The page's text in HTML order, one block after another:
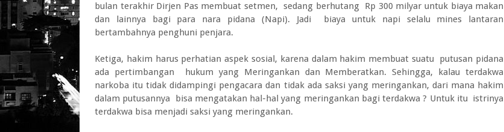
bulan terakhir Dirjen Pas membuat setmen, sedang berhutang Rp 300 milyar untuk biaya makan
dan lainnya bagi para nara pidana (Napi). Jadi biaya untuk napi selalu mines lantaran
bertambahnya penghuni penjara.
Ketiga, hakim harus perhatian aspek sosial, karena dalam hakim membuat suatu putusan pidana
ada pertimbangan hukum yang Meringankan dan Memberatkan. Sehingga, kalau terdakwa
narkoba itu tidak didampingi pengacara dan tidak ada saksi yang meringankan, dari mana hakim
dalam putusannya bisa mengatakan hal-hal yang meringankan bagi terdakwa ? Untuk itu istrinya
terdakwa bisa menjadi saksi yang meringankan.